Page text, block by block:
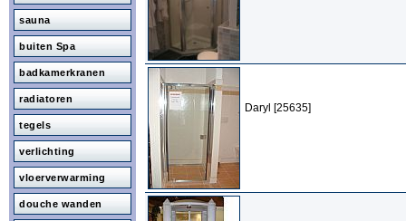
sauna
buiten Spa
badkamerkranen
radiatoren
tegels
verlichting
vloerverwarming
douche wanden
Daryl [25635]